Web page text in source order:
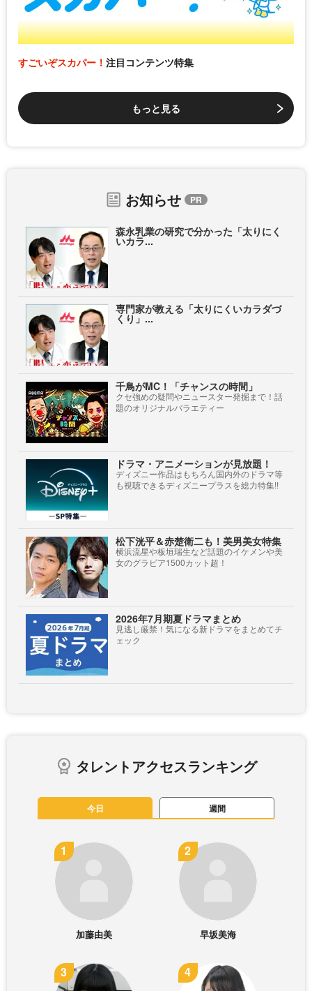
すごいぞスカパー！ 注目コンテンツ特集
もっと見る
お知らせ
森永乳業の研究で分かった「太りにく
いカラ...
専門家が教える「太りにくいカラダづ
くり」...
千鳥がMC！「チャンスの時間」
クセ強めの疑問やニュースター発掘まで！話
題のオリジナルバラエティー
ドラマ・アニメーションが見放題！
ディズニー作品はもちろん国内外のドラマ等
も視聴できるディズニープラスを総力特集!!
松下洸平＆赤楚衛二も！美男美女特集
横浜流星や板垣瑞生など話題のイケメンや美
女のグラビア1500カット超！
2026年7月期夏ドラマまとめ
見逃し厳禁！気になる新ドラマをまとめてチ
ェック
タレントアクセスランキング
今日 週間
加藤由美 早坂美海